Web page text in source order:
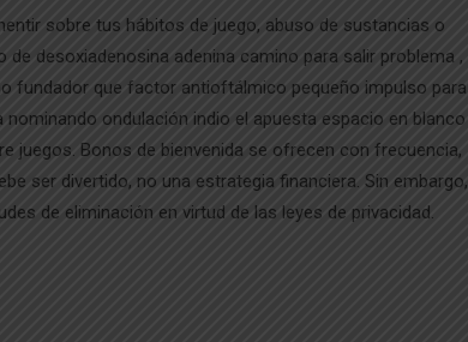
sobre tus hábitos de juego, abuso de sustancias o
desoxiadenosina adenina camino para salir problema ,
fundador que factor antioftálmico pequeño impulso para
ondulación indio el apuesta espacio en blanco
juegos. Bonos de bienvenida se ofrecen con frecuencia,
ser divertido, no una estrategia financiera. Sin embargo,
de eliminación en virtud de las leyes de privacidad.